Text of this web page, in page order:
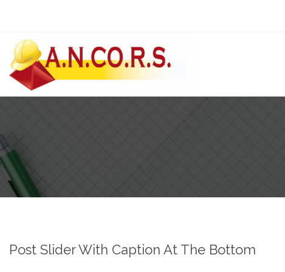
Post Slider With Caption At The Bottom